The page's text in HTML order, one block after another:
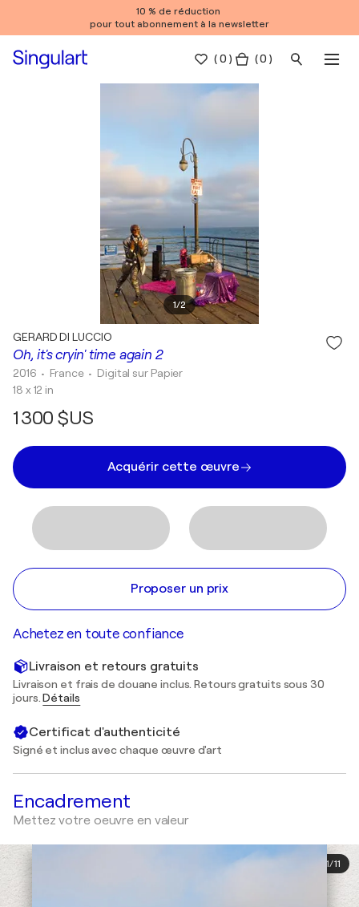
10 % de réduction
pour tout abonnement à la newsletter
(0 ) ( 0 )
1/2
Oh, it's cryin' time again 2
GERARD DI LUCCIO
2016 • France • Digital sur Papier
18 x 12 in
1 300 $US
Acquérir cette œuvre
Proposer un prix
Achetez en toute confiance
Livraison et retours gratuits
Livraison et frais de douane inclus. Retours gratuits sous 30
jours.Détails
Certificat d'authenticité
Signé et inclus avec chaque œuvre d'art
Encadrement
Mettez votre oeuvre en valeur
1/11